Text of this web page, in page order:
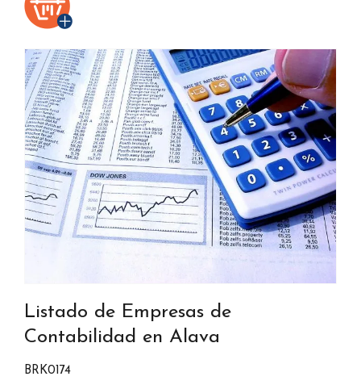
Listado de Empresas de
Contabilidad en Alava
BRK0174